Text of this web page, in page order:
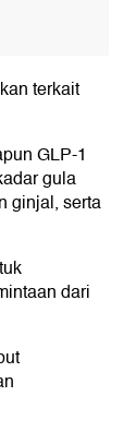
terkait
GLP-1
gula
ginjal, serta
dari